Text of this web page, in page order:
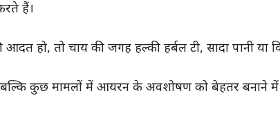
हैं।
हो, तो चाय की जगह हल्की हर्बल टी, सादा पानी या
बल्कि कुछ मामलों में आयरन के अवशोषण को बेहतर बनाने